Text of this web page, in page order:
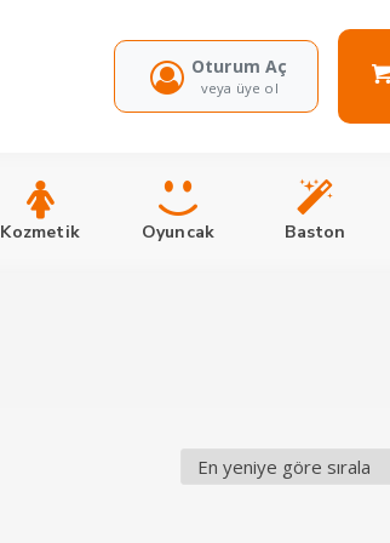
Oturum Aç
veya üye ol
Kozmetik Oyuncak Baston